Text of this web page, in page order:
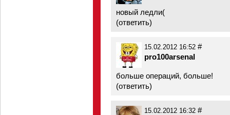
новый ледли(
(ответить)
15.02.2012 16:52 #
pro100arsenal
больше операций, больше!
(ответить)
15.02.2012 16:32 #